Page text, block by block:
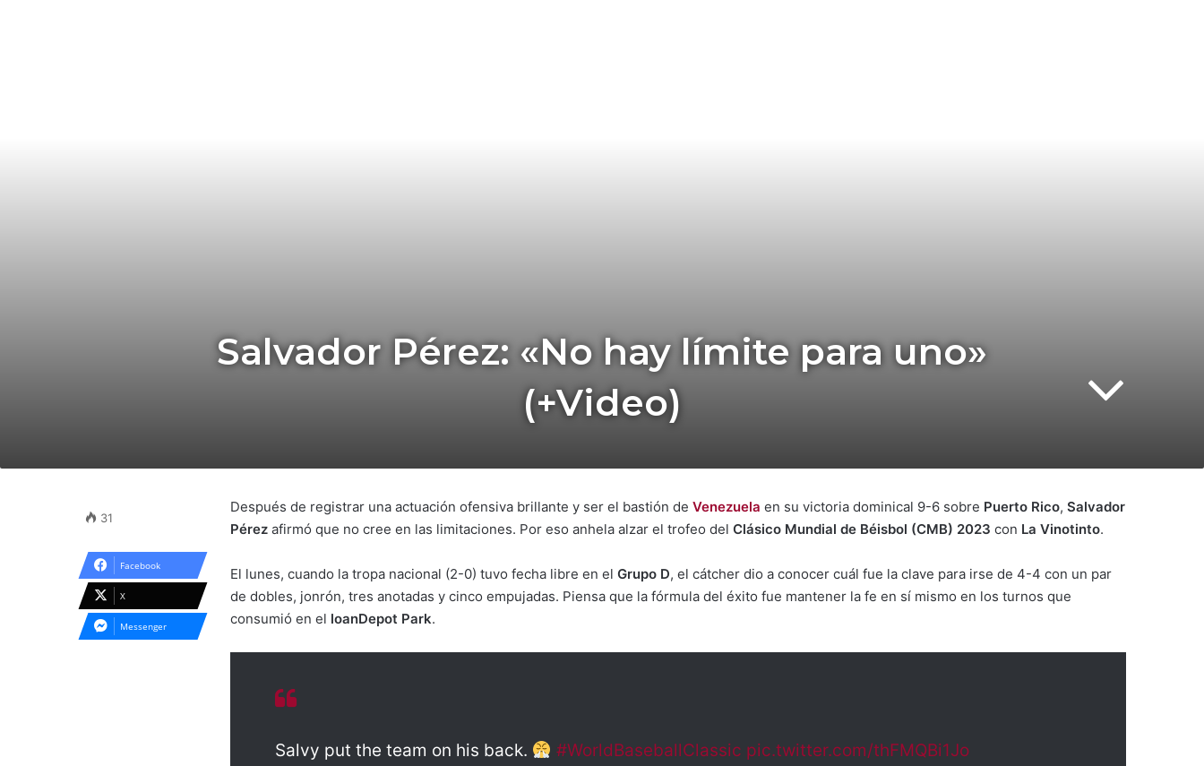
Salvador Pérez: «No hay límite para uno»
(+Video)
Después de registrar una actuación ofensiva brillante y ser el bastión de Venezuela en su victoria dominical 9-6 sobre Puerto Rico, Salvador
Pérez afirmó que no cree en las limitaciones. Por eso anhela alzar el trofeo del Clásico Mundial de Béisbol (CMB) 2023 con La Vinotinto.
El lunes, cuando la tropa nacional (2-0) tuvo fecha libre en el Grupo D, el cátcher dio a conocer cuál fue la clave para irse de 4-4 con un par
de dobles, jonrón, tres anotadas y cinco empujadas. Piensa que la fórmula del éxito fue mantener la fe en sí mismo en los turnos que
consumió en el loanDepot Park.
Salvy put the team on his back. #WorldBaseballClassic pic.twitter.com/thFMQBi1Jo
31
Facebook
X
Messenger